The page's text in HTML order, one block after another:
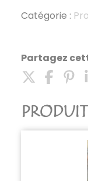
Catégorie :
Partagez